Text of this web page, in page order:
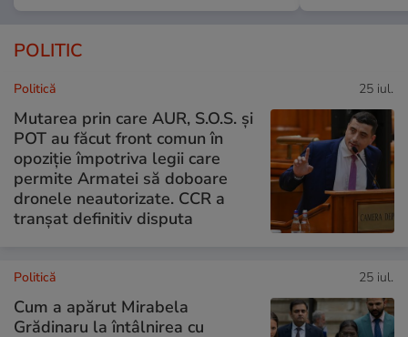
POLITIC
Politică 25 iul.
Mutarea prin care AUR, S.O.S. și
POT au făcut front comun în
opoziție împotriva legii care
permite Armatei să doboare
dronele neautorizate. CCR a
tranșat definitiv disputa
Politică 25 iul.
Cum a apărut Mirabela
Grădinaru la întâlnirea cu